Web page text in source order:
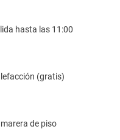
hasta las 11:00
(gratis)
de piso